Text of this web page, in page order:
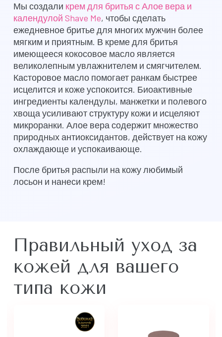
Мы создали крем для бритья с Алое вера и
календулой Shave Me, чтобы сделать
ежедневное бритье для многих мужчин более
мягким и приятным. В креме для бритья
имеющееся кокосовое масло является
великолепным увлажнителем и смягчителем.
Касторовое масло помогает ранкам быстрее
исцелится и коже успокоится. Биоактивные
ингредиенты календулы, манжетки и полевого
хвоща усиливают структуру кожи и исцеляют
микроранки. Алое вера содержит множество
природных антиоксидантов, действует на кожу
охлаждающе и успокаивающе.
После бритья распыли на кожу любимый
лосьон и нанеси крем!
Правильный уход за
кожей для вашего
типа кожи